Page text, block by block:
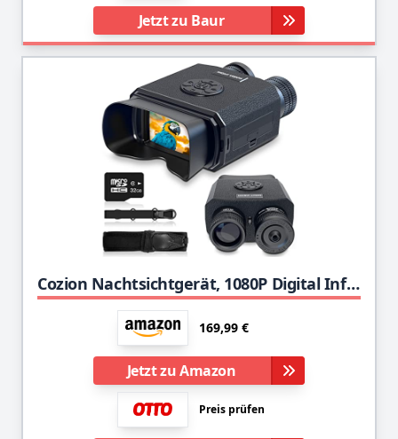
Jetzt zu Baur
Cozion Nachtsichtgerät, 1080P Digital Infrarot Nachtsicht Fernglas 500M Reichweite, 3,5" Fernglas mit Nachtsicht, 8X Digitalzoom, 9 IR-Stufen, Wiederaufladbarer 3000mAh für Jagd Vogelbeobachtung - 32G
169,99 €
Jetzt zu Amazon
Preis prüfen